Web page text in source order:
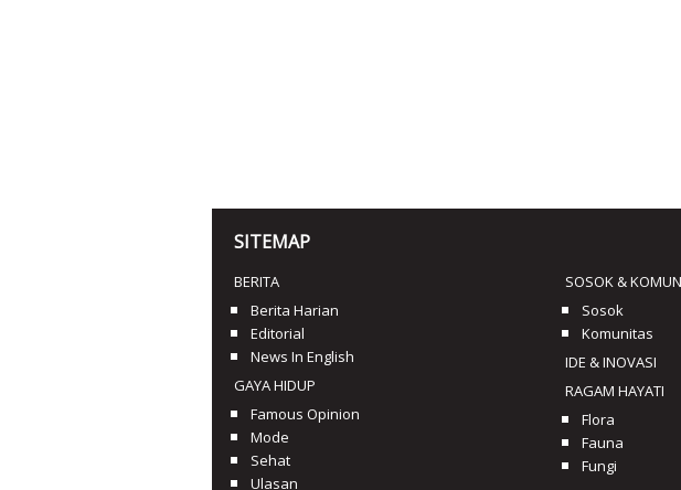
SITEMAP
BERITA
Berita Harian
Editorial
News In English
GAYA HIDUP
Famous Opinion
Mode
Sehat
Ulasan
SOSOK &
Sosok
Komunitas
IDE & INOVASI
RAGAM HAYATI
Flora
Fauna
Fungi